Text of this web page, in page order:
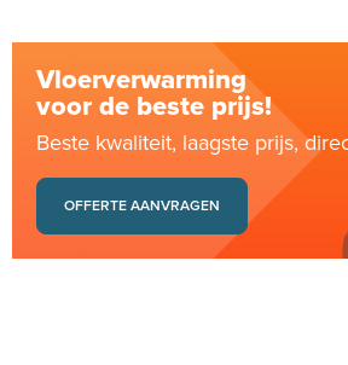
Vloerverwarming
voor de beste prijs!
Beste kwaliteit, laagste prijs,
OFFERTE AANVRAGEN